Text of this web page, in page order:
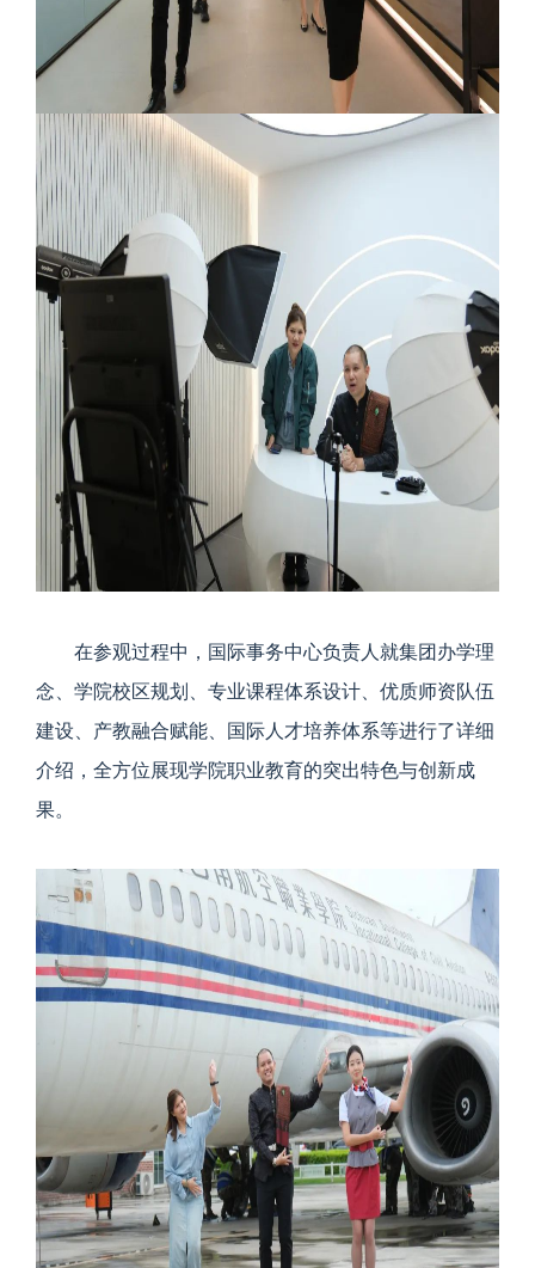
在参观过程中，国际事务中心负责人就集团办学理
念、学院校区规划、专业课程体系设计、优质师资队伍
建设、产教融合赋能、国际人才培养体系等进行了详细
介绍，全方位展现学院职业教育的突出特色与创新成
果。